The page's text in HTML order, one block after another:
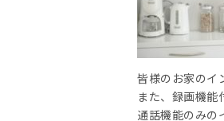
皆様のお家のイ
また、録画機能
通話機能のみの